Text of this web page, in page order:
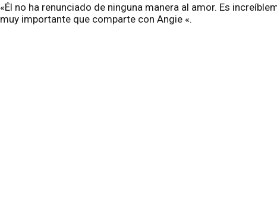
«Él no ha renunciado de ninguna manera al amor. Es
muy importante que comparte con Angie «.